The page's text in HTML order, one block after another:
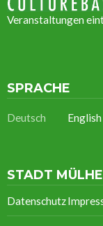
Veranstaltungen
SPRACHE
Deutsch English
STADT
Datenschutz